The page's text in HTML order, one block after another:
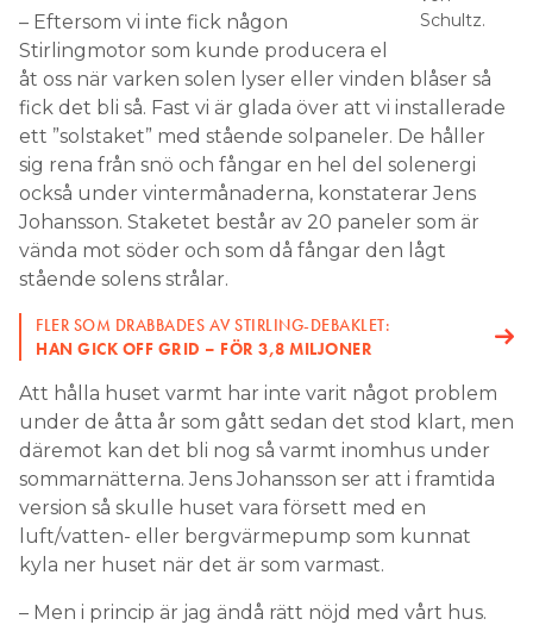
Schultz.
– Eftersom vi inte fick någon
Stirlingmotor som kunde producera el
åt oss när varken solen lyser eller vinden blåser så
fick det bli så. Fast vi är glada över att vi installerade
ett ”solstaket” med stående solpaneler. De håller
sig rena från snö och fångar en hel del solenergi
också under vintermånaderna, konstaterar Jens
Johansson. Staketet består av 20 paneler som är
vända mot söder och som då fångar den lågt
stående solens strålar.
FLER SOM DRABBADES AV STIRLING-DEBAKLET:
HAN GICK OFF GRID – FÖR 3,8 MILJONER
Att hålla huset varmt har inte varit något problem
under de åtta år som gått sedan det stod klart, men
däremot kan det bli nog så varmt inomhus under
sommarnätterna. Jens Johansson ser att i framtida
version så skulle huset vara försett med en
luft/vatten- eller bergvärmepump som kunnat
kyla ner huset när det är som varmast.
– Men i princip är jag ändå rätt nöjd med vårt hus.